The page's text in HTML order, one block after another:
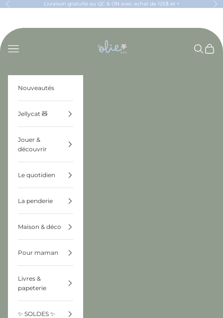
Passer au contenu
Précédent Livraison gratuite au QC & ON avec achat de 125$ et +
Menu
Panier
Nouveautés
Jellycat 🧸
Jouer &
découvrir
Le quotidien
La penderie
Maison & déco
Pour maman
Livres &
papeterie
✨ SOLDES ✨